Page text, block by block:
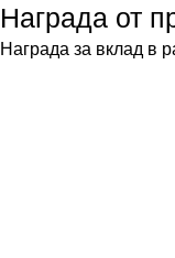
Награда от
Награда за вклад в